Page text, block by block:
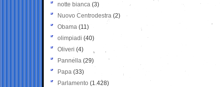
notte bianca (3)
Nuovo Centrodestra (2)
Obama (11)
olimpiadi (40)
Oliveri (4)
Pannella (29)
Papa (33)
Parlamento (1.428)